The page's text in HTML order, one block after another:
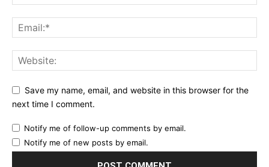
Save my name, email, and website in this browser for the
next time I comment.
Notify me of follow-up comments by email.
Notify me of new posts by email.